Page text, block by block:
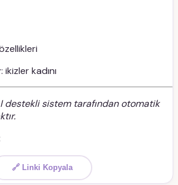
: ikizler kadını
destekli sistem tarafından otomatik
🔗 Linki Kopyala